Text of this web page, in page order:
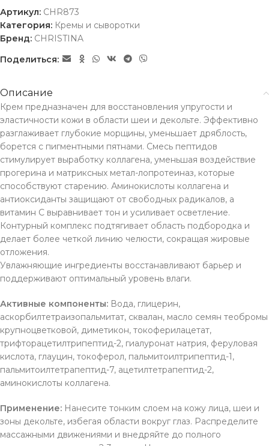
Артикул: CHR873
Категория: Кремы и сыворотки
Бренд: CHRISTINA
Поделиться:
Описание
Крем предназначен для восстановления упругости и
эластичности кожи в области шеи и декольте. Эффективно
разглаживает глубокие морщины, уменьшает дряблость,
борется с пигментными пятнами. Смесь пептидов
стимулирует выработку коллагена, уменьшая воздействие
прогерина и матриксных метал-лопротеиназ, которые
способствуют старению. Аминокислоты коллагена и
антиоксиданты защищают от свободных радикалов, а
витамин С выравнивает тон и усиливает осветление.
Контурный комплекс подтягивает область подбородка и
делает более четкой линию челюсти, сокращая жировые
отложения.
Увлажняющие ингредиенты восстанавливают барьер и
поддерживают оптимальный уровень влаги.
Активные компоненты: Вода, глицерин,
аскорбилтетраизопальмитат, сквалан, масло семян теобромы
крупноцветковой, диметикон, токоферилацетат,
трифторацетилтрипептид-2, гиалуронат натрия, феруловая
кислота, глауцин, токоферол, пальмитоилтрипептид-1,
пальмитоилтетрапептид-7, ацетилтетрапептид-2,
аминокислоты коллагена.
Применение: Нанесите тонким слоем на кожу лица, шеи и
зоны декольте, избегая области вокруг глаз. Распределите
массажными движениями и внедряйте до полного